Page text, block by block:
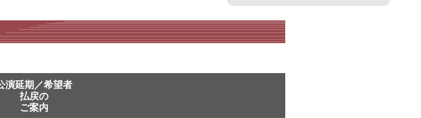
演延期／希望者
払戻の
ご案内